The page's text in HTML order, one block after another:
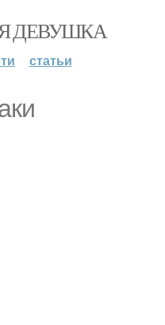
ДЕВУШКА
статьи